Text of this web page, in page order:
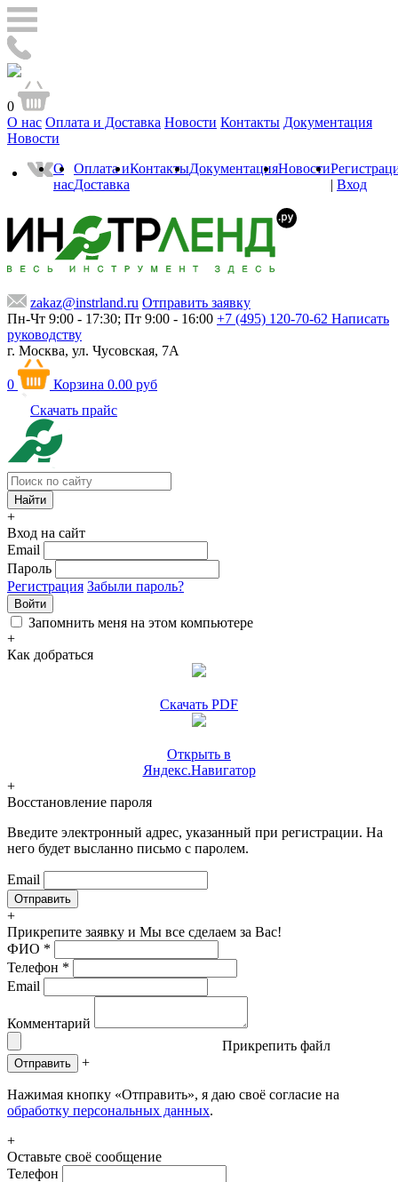
0
О нас Оплата и Доставка Новости Контакты Документация
Новости
О
нас
Оплата и
Доставка
КонтактыДокументацияНовости
| Вход
zakaz@instrland.ru Отправить заявку
Пн-Чт 9:00 - 17:30; Пт 9:00 - 16:00 +7 (495) 120-70-62 Написать
руководству
г. Москва, ул. Чусовская, 7А
0 Корзина 0.00 руб
Скачать прайс
+
Вход на сайт
Email
Пароль
Регистрация Забыли пароль?
Войти
Запомнить меня на этом компьютере
+
Как добраться
Скачать PDF
Открыть в
Яндекс.Навигатор
+
Восстановление пароля
Введите электронный адрес, указанный при регистрации. На
него будет высланно письмо с паролем.
Email
+
Прикрепите заявку и Мы все сделаем за Вас!
ФИО *
Телефон *
Email
Комментарий
Прикрепить файл
Отправить +
Нажимая кнопку «Отправить», я даю своё согласие на
обработку персональных данных.
+
Оставьте своё сообщение
Телефон